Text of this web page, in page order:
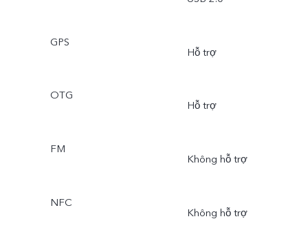
GPS
Hỗ trợ
OTG
Hỗ trợ
FM
Không hỗ trợ
NFC
Không hỗ trợ